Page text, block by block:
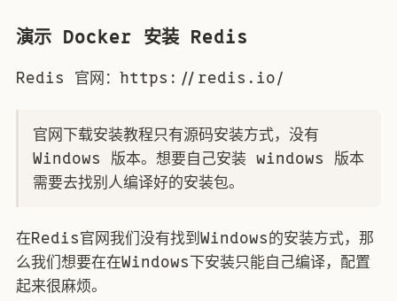
演示 Docker 安装 Redis
Redis 官网：https://redis.io/
官网下载安装教程只有源码安装方式，没有
Windows 版本。想要自己安装 windows 版本
需要去找别人编译好的安装包。
在Redis官网我们没有找到Windows的安装方式，那
么我们想要在在Windows下安装只能自己编译，配置
起来很麻烦。